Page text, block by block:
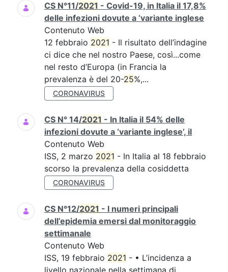
CS N°11/2021 - Covid-19, in Italia il 17,8%
delle infezioni dovute a ‘variante inglese
Contenuto Web
12 febbraio 2021 - Il risultato dell’indagine
ci dice che nel nostro Paese, così...come
nel resto d’Europa (in Francia la
prevalenza è del 20-25%,...
CORONAVIRUS
CS N° 14/2021 - In Italia il 54% delle
infezioni dovute a ‘variante inglese’, il
Contenuto Web
ISS, 2 marzo 2021 - In Italia al 18 febbraio
scorso la prevalenza della cosiddetta
CORONAVIRUS
CS N°12/2021 - I numeri principali
dell’epidemia emersi dal monitoraggio
settimanale
Contenuto Web
ISS, 19 febbraio 2021 - • L’incidenza a
livello nazionale nella settimana di